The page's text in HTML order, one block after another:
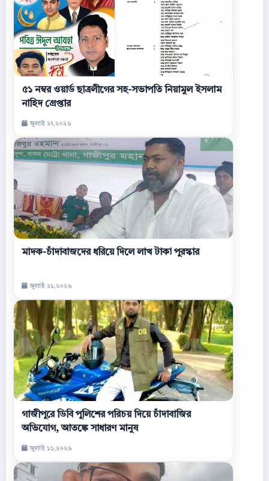
৫১ নম্বর ওয়ার্ড ছাত্রলীগের সহ-সভাপতি নিয়ামুল ইসলাম
নাহিদ গ্রেপ্তার
জুলাই ২৭,২০২৬
মাদক-চাঁদাবাজদের ধরিয়ে দিলে লাখ টাকা পুরস্কার
জুলাই ২১,২০২৬
গাজীপুরে ডিবি পুলিশের পরিচয় দিয়ে চাঁদাবাজির
অভিযোগ, আতঙ্কে সাধারণ মানুষ
জুলাই ১১,২০২৬